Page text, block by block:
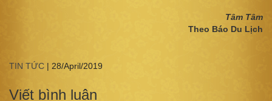
Tâm Tâm
Theo Báo Du Lịch
TIN TỨC | 28/April/2019
Viết bình luận